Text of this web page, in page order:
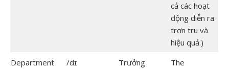
cả các hoạt
động diễn ra
trơn tru và
hiệu quả.)
Department
/dɪ
Trưởng
The